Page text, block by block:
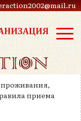
проживания,
приема